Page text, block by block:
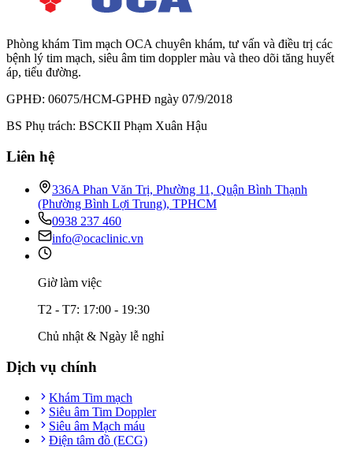
Phòng khám Tim mạch OCA chuyên khám, tư vấn và điều trị các
bệnh lý tim mạch, siêu âm tim doppler màu và theo dõi tăng huyết
áp, tiểu đường.
GPHĐ: 06075/HCM-GPHĐ ngày 07/9/2018
BS Phụ trách: BSCKII Phạm Xuân Hậu
Liên hệ
336A Phan Văn Trị, Phường 11, Quận Bình Thạnh
(Phường Bình Lợi Trung), TPHCM
0938 237 460
info@ocaclinic.vn
Giờ làm việc
T2 - T7: 17:00 - 19:30
Chủ nhật & Ngày lễ nghỉ
Dịch vụ chính
Khám Tim mạch
Siêu âm Tim Doppler
Siêu âm Mạch máu
Điện tâm đồ (ECG)